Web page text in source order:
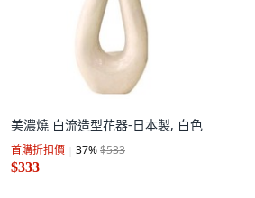
美濃燒 白流造型花器-日本製, 白色
首購折扣價 37%$533
$333